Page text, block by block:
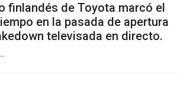
finlandés de Toyota marcó el
en la pasada de apertura
televisada en directo.